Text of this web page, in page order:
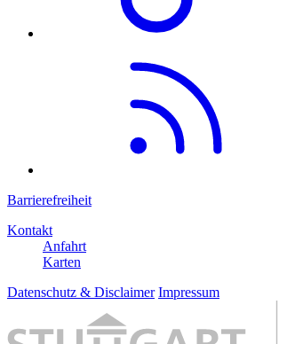
Barrierefreiheit
Kontakt
Anfahrt
Karten
Datenschutz & Disclaimer Impressum